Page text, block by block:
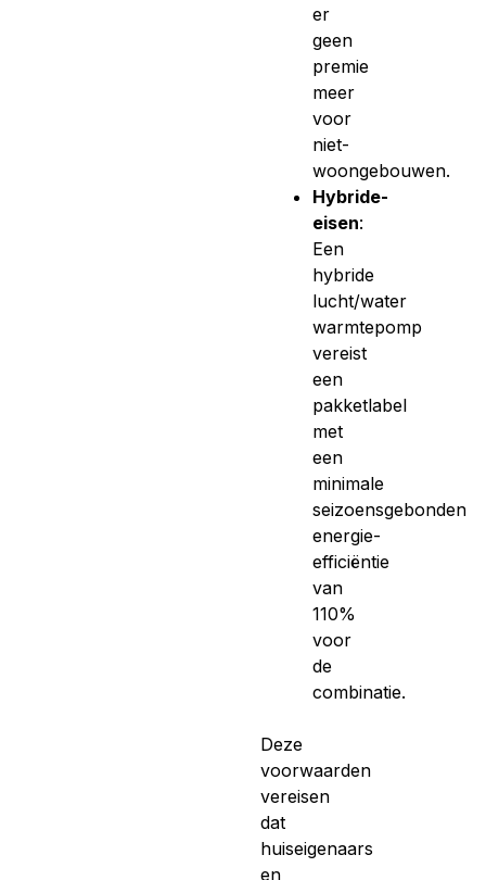
er
geen
premie
meer
voor
niet-
woongebouwen.
Hybride-
eisen:
Een
hybride
lucht/water
warmtepomp
vereist
een
pakketlabel
met
een
minimale
seizoensgebonden
energie-
efficiëntie
van
110%
voor
de
combinatie.
Deze
voorwaarden
vereisen
dat
huiseigenaars
en